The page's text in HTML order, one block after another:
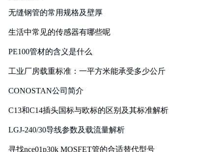
无缝钢管的常用规格及壁厚
生活中常见的传感器有哪些呢
PE100管材的含义是什么
工业厂房载重标准：一平方米能承受多少公斤
CONOSTAN公司简介
C13和C14插头国标与欧标的区别及其标准解析
LGJ-240/30导线参数及载流量解析
寻找nce01p30k MOSFET管的合适替代型号